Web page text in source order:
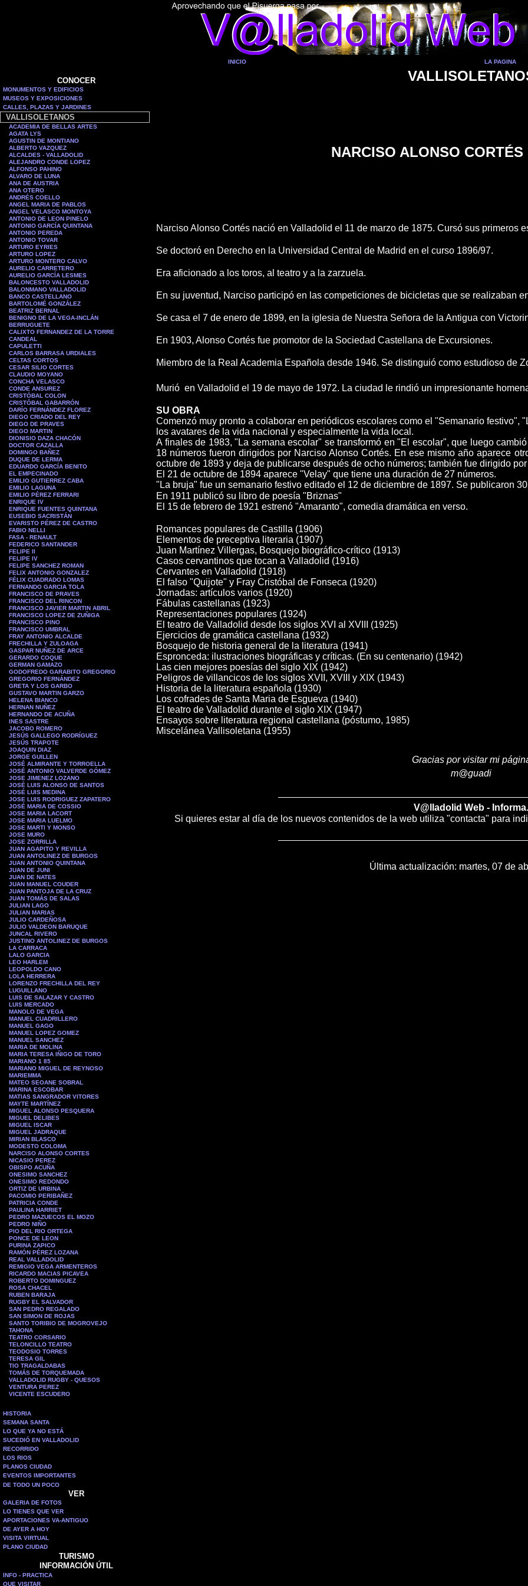
INICIO LA PAGINA
CONOCER
MONUMENTOS Y EDIFICIOS
MUSEOS Y EXPOSICIONES
CALLES, PLAZAS Y JARDINES
VALLISOLETANOS
ACADEMIA DE BELLAS ARTES
AGATA LYS
AGUSTIN DE MONTIANO
ALBERTO VAZQUEZ
ALCALDES - VALLADOLID
ALEJANDRO CONDE LOPEZ
ALFONSO PAHINO
ALVARO DE LUNA
ANA DE AUSTRIA
ANA OTERO
ANDRÉS COELLO
ANGEL MARIA DE PABLOS
ANGEL VELASCO MONTOYA
ANTONIO DE LEON PINELO
ANTONIO GARCÍA QUINTANA
ANTONIO PEREDA
ANTONIO TOVAR
ARTURO EYRIES
ARTURO LOPEZ
ARTURO MONTERO CALVO
AURELIO CARRETERO
AURELIO GARCÍA LESMES
BALONCESTO VALLADOLID
BALONMANO VALLADOLID
BANCO CASTELLANO
BARTOLOMÉ GONZÁLEZ
BEATRIZ BERNAL
BENIGNO DE LA VEGA-INCLÁN
BERRUGUETE
CALIXTO FERNANDEZ DE LA TORRE
CANDEAL
CAPULETTI
CARLOS BARRASA URDIALES
CELTAS CORTOS
CESAR SILIO CORTES
CLAUDIO MOYANO
CONCHA VELASCO
CONDE ANSUREZ
CRISTÓBAL COLON
CRISTÓBAL GABARRÓN
DARÍO FERNÁNDEZ FLOREZ
DIEGO CRIADO DEL REY
DIEGO DE PRAVES
DIEGO MARTIN
DIONISIO DAZA CHACÓN
DOCTOR CAZALLA
DOMINGO BAÑEZ
DUQUE DE LERMA
EDUARDO GARCÍA BENITO
EL EMPECINADO
EMILIO GUTIERREZ CABA
EMILIO LAGUNA
EMILIO PÉREZ FERRARI
ENRIQUE IV
ENRIQUE FUENTES QUINTANA
EUSEBIO SACRISTÁN
EVARISTO PÉREZ DE CASTRO
FABIO NELLI
FASA - RENAULT
FEDERICO SANTANDER
FELIPE II
FELIPE IV
FELIPE SANCHEZ ROMAN
FELIX ANTONIO GONZALEZ
FÉLIX CUADRADO LOMAS
FERNANDO GARCIA TOLA
FRANCISCO DE PRAVES
FRANCISCO DEL RINCON
FRANCISCO JAVIER MARTIN ABRIL
FRANCISCO LOPEZ DE ZUÑIGA
FRANCISCO PINO
FRANCISCO UMBRAL
FRAY ANTONIO ALCALDE
FRECHILLA Y ZULOAGA
GASPAR NUÑEZ DE ARCE
GERARDO COQUE
GERMAN GAMAZO
GODOFREDO GARABITO GREGORIO
GREGORIO FERNÁNDEZ
GRETA Y LOS GARBO
GUSTAVO MARTIN GARZO
HELENA BIANCO
HERNAN NUÑEZ
HERNANDO DE ACUÑA
INES SASTRE
JACOBO ROMERO
JESÚS GALLEGO RODRÍGUEZ
JESÚS TRAPOTE
JOAQUIN DIAZ
JORGE GUILLEN
JOSÉ ALMIRANTE Y TORROELLA
JOSÉ ANTONIO VALVERDE GÓMEZ
JOSE JIMENEZ LOZANO
JOSÉ LUIS ALONSO DE SANTOS
JOSÉ LUIS MEDINA
JOSE LUIS RODRIGUEZ ZAPATERO
JOSÉ MARIA DE COSSIO
JOSE MARIA LACORT
JOSE MARIA LUELMO
JOSE MARTI Y MONSO
JOSE MURO
JOSE ZORRILLA
JUAN AGAPITO Y REVILLA
JUAN ANTOLINEZ DE BURGOS
JUAN ANTONIO QUINTANA
JUAN DE JUNI
JUAN DE NATES
JUAN MANUEL COUDER
JUAN PANTOJA DE LA CRUZ
JUAN TOMÁS DE SALAS
JULIAN LAGO
JULIAN MARIAS
JULIO CARDEÑOSA
JULIO VALDEON BARUQUE
JUNCAL RIVERO
JUSTINO ANTOLINEZ DE BURGOS
LA CARRACA
LALO GARCIA
LEO HARLEM
LEOPOLDO CANO
LOLA HERRERA
LORENZO FRECHILLA DEL REY
LUGUILLANO
LUIS DE SALAZAR Y CASTRO
LUIS MERCADO
MANOLO DE VEGA
MANUEL CUADRILLERO
MANUEL GAGO
MANUEL LOPEZ GOMEZ
MANUEL SANCHEZ
MARIA DE MOLINA
MARIA TERESA IÑIGO DE TORO
MARIANO 1 85
MARIANO MIGUEL DE REYNOSO
MARIEMMA
MATEO SEOANE SOBRAL
MARINA ESCOBAR
MATIAS SANGRADOR VITORES
MAYTE MARTÍNEZ
MIGUEL ALONSO PESQUERA
MIGUEL DELIBES
MIGUEL ISCAR
MIGUEL JADRAQUE
MIRIAN BLASCO
MODESTO COLOMA
NARCISO ALONSO CORTES
NICASIO PEREZ
OBISPO ACUÑA
ONESIMO SANCHEZ
ONESIMO REDONDO
ORTIZ DE URBINA
PACOMIO PERIBAÑEZ
PATRICIA CONDE
PAULINA HARRIET
PEDRO MAZUECOS EL MOZO
PEDRO NIÑO
PIO DEL RIO ORTEGA
PONCE DE LEON
PURINA ZAPICO
RAMÓN PÉREZ LOZANA
REAL VALLADOLID
REMIGIO VEGA ARMENTEROS
RICARDO MACIAS PICAVEA
ROBERTO DOMINGUEZ
ROSA CHACEL
RUBEN BARAJA
RUGBY EL SALVADOR
SAN PEDRO REGALADO
SAN SIMON DE ROJAS
SANTO TORIBIO DE MOGROVEJO
TAHONA
TEATRO CORSARIO
TELONCILLO TEATRO
TEODOSIO TORRES
TERESA GIL
TIO TRAGALDABAS
TOMÁS DE TORQUEMADA
VALLADOLID RUGBY - QUESOS
VENTURA PEREZ
VICENTE ESCUDERO
HISTORIA
SEMANA SANTA
LO QUE YA NO ESTÁ
SUCEDIÓ EN VALLADOLID
RECORRIDO
LOS RIOS
PLANOS CIUDAD
EVENTOS IMPORTANTES
DE TODO UN POCO
VER
GALERIA DE FOTOS
LO TIENES QUE VER
APORTACIONES VA-ANTIGUO
DE AYER A HOY
VISITA VIRTUAL
PLANO CIUDAD
TURISMO
INFORMACIÓN ÚTIL
INFO - PRACTICA
QUE VISITAR
NARCISO ALONSO CORTÉS
Narciso Alonso Cortés nació en Valladolid el 11 de marzo de 1875. Cursó sus primeros
Se doctoró en Derecho en la Universidad Central de Madrid en el curso 1896/97.
Era aficionado a los toros, al teatro y a la zarzuela.
En su juventud, Narciso participó en las competiciones de bicicletas que se realizaban
Se casa el 7 de enero de 1899, en la iglesia de Nuestra Señora de la Antigua con
En 1903, Alonso Cortés fue promotor de la Sociedad Castellana de Excursiones.
Miembro de la Real Academia Española desde 1946. Se distinguió como estudioso de
Murió en Valladolid el 19 de mayo de 1972. La ciudad le rindió un impresionante
SU OBRA
Comenzó muy pronto a colaborar en periódicos escolares como el "Semanario
los avatares de la vida nacional y especialmente la vida local.
A finales de 1983, "La semana escolar" se transformó en "El escolar", que luego
18 números fueron dirigidos por Narciso Alonso Cortés. En ese mismo año aparece
octubre de 1893 y deja de publicarse después de ocho números; también fue dirigido
El 21 de octubre de 1894 aparece "Velay" que tiene una duración de 27 números.
"La bruja" fue un semanario festivo editado el 12 de diciembre de 1897. Se publicaron
En 1911 publicó su libro de poesía "Briznas"
El 15 de febrero de 1921 estrenó "Amaranto", comedia dramática en verso.
Romances populares de Castilla (1906)
Elementos de preceptiva literaria (1907)
Juan Martínez Villergas, Bosquejo biográfico-crítico (1913)
Casos cervantinos que tocan a Valladolid (1916)
Cervantes en Valladolid (1918)
El falso "Quijote" y Fray Cristóbal de Fonseca (1920)
Jornadas: artículos varios (1920)
Fábulas castellanas (1923)
Representaciones populares (1924)
El teatro de Valladolid desde los siglos XVI al XVIII (1925)
Ejercicios de gramática castellana (1932)
Bosquejo de historia general de la literatura (1941)
Espronceda: ilustraciones biográficas y críticas. (En su centenario) (1942)
Las cien mejores poesías del siglo XIX (1942)
Peligros de villancicos de los siglos XVII, XVIII y XIX (1943)
Historia de la literatura española (1930)
Los cofrades de Santa Maria de Esgueva (1940)
El teatro de Valladolid durante el siglo XIX (1947)
Ensayos sobre literatura regional castellana (póstumo, 1985)
Miscelánea Vallisoletana (1955)
Gracias por visitar mi
m@guadi
V@lladolid Web - Informa.
Si quieres estar al día de los nuevos contenidos de la web utiliza "contacta" para
Última actualización: martes, 07 de